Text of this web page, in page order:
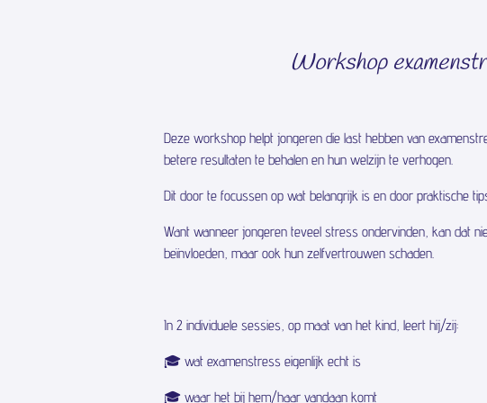
Workshop
Deze workshop helpt jongeren die last hebben van
betere resultaten te behalen en hun welzijn te verhogen.
Dit door te focussen op wat belangrijk is en door praktische
Want wanneer jongeren teveel stress ondervinden, kan dat
beïnvloeden, maar ook hun zelfvertrouwen schaden.
In 2 individuele sessies, op maat van het kind, leert hij/zij:
🎓 wat examenstress eigenlijk echt is
🎓 waar het bij hem/haar vandaan komt